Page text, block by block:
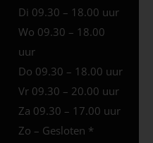
Di 09.30 – 18.00 uur
Wo 09.30 – 18.00
uur
Do 09.30 – 18.00 uur
Vr 09.30 – 20.00 uur
Za 09.30 – 17.00 uur
Zo – Gesloten *